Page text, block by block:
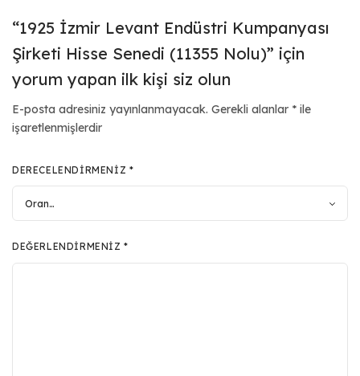
“1925 İzmir Levant Endüstri Kumpanyası
Şirketi Hisse Senedi (11355 Nolu)” için
yorum yapan ilk kişi siz olun
E-posta adresiniz yayınlanmayacak. Gerekli alanlar * ile
işaretlenmişlerdir
DERECELENDIRMENIZ *
DEĞERLENDIRMENIZ*